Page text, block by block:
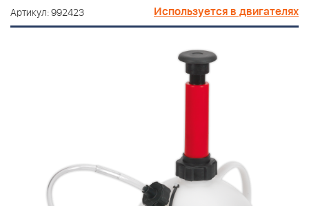
Артикул: 992423 Используется в двигателях